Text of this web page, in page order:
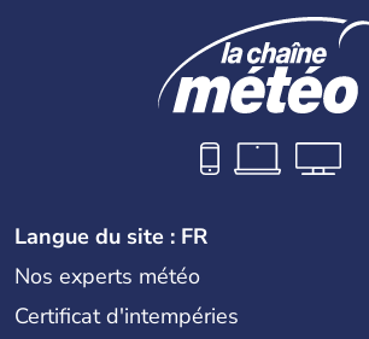
Langue du site : FR
Nos experts météo
Certificat d'intempéries